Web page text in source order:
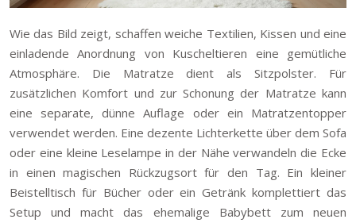
Wie das Bild zeigt, schaffen weiche Textilien, Kissen und eine
einladende Anordnung von Kuscheltieren eine gemütliche
Atmosphäre. Die Matratze dient als Sitzpolster. Für
zusätzlichen Komfort und zur Schonung der Matratze kann
eine separate, dünne Auflage oder ein Matratzentopper
verwendet werden. Eine dezente Lichterkette über dem Sofa
oder eine kleine Leselampe in der Nähe verwandeln die Ecke
in einen magischen Rückzugsort für den Tag. Ein kleiner
Beistelltisch für Bücher oder ein Getränk komplettiert das
Setup und macht das ehemalige Babybett zum neuen